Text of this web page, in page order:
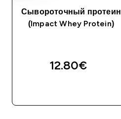
Сывороточный протеин
(Impact Whey Protein)
12.80€‎